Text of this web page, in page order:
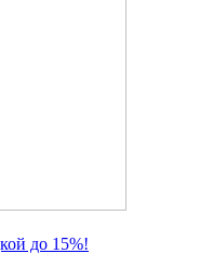
до 15%!